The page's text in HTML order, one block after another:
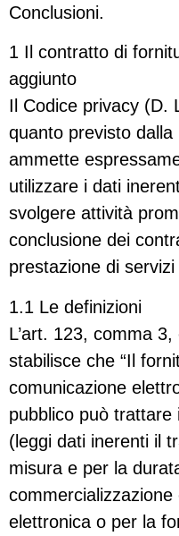
Conclusioni.
1 Il contratto di
aggiunto
Il Codice privacy (D.
quanto previsto
ammette
utilizzare i dati
svolgere attività
conclusione dei
prestazione di
1.1 Le definizioni
L’art. 123, comma
stabilisce che “Il
comunicazione
pubblico può
(leggi dati inerenti il
misura e per la
elettronica o per la